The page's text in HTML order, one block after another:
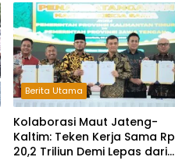
Berita Utama
Kolaborasi Maut Jateng-
Kaltim: Teken Kerja Sama Rp
20,2 Triliun Demi Lepas dari